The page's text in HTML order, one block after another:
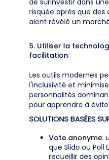
de surinvestir dans
risquée après que
aient révélé un
5. Utiliser la
facilitation
Les outils modernes
l'inclusivité et
personnalités
pour apprendre à
SOLUTIONS BASÉES
Vote anonyme:
que Slido ou Poll
recueillir des